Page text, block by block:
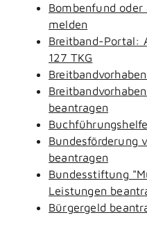
Bombenfund
melden
Breitband-Portal:
127 TKG
beantragen
Bundesförderung
beantragen
Bundesstiftung
Leistungen
Bürgergeld